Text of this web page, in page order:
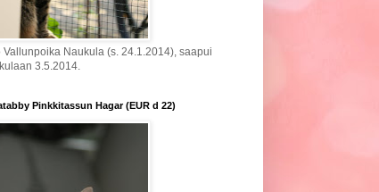
Vallunpoika Naukula (s. 24.1.2014), saapui
3.5.2014.
Pinkkitassun Hagar (EUR d 22)